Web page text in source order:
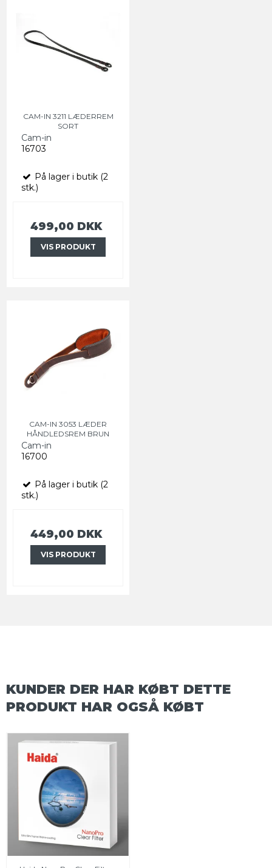
CAM-IN 3211 LÆDERREM
SORT
Cam-in
16703
På lager i butik (2
stk.)
499,00 DKK
VIS PRODUKT
CAM-IN 3053 LÆDER
HÅNDLEDSREM BRUN
Cam-in
16700
På lager i butik (2
stk.)
449,00 DKK
VIS PRODUKT
KUNDER DER HAR KØBT DETTE
PRODUKT HAR OGSÅ KØBT